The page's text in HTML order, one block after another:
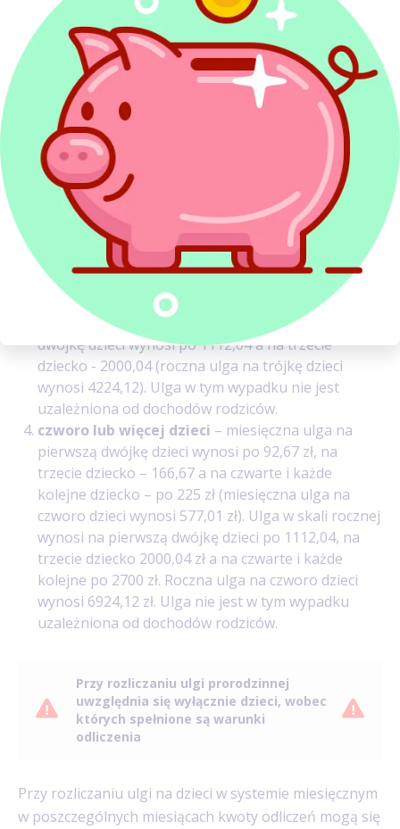
rozliczenia łącznego z małżonkiem – limit stanowi
kwota 112 000 zł. Do dochodu w tych
okolicznościach wlicza się także dochody
z papierów wartościowych i kapitałów pieniężnych
oraz z działalności gospodarczej opodatkowanej
liniowo.
dwoje dzieci
– miesięczna ulga wynosi po 92,67 zł
na każde dziecko (czyli razem 185,34 zł); ulga w skali
rocznej wynosi po 1112,04 zł na każde dziecko (czyli
roczna ulga na dwójkę dzieci to 2224,08 zł).
Dochody rodziców nie mają w tym wypadku wpływu
na prawo do ulgi.
troje dzieci– miesięczna ulga na pierwszą dwójkę
dzieci wynosi po 92,67 zł a na trzecie dziecko 166,67
(razem 352,01 zł); ulga w skali rocznej na pierwszą
dwójkę dzieci wynosi po 1112,04 a na trzecie
dziecko - 2000,04 (roczna ulga na trójkę dzieci
wynosi 4224,12). Ulga w tym wypadku nie jest
uzależniona od dochodów rodziców.
czworo lub więcej dzieci – miesięczna ulga na
pierwszą dwójkę dzieci wynosi po 92,67 zł, na
trzecie dziecko – 166,67 a na czwarte i każde
kolejne dziecko – po 225 zł (miesięczna ulga na
czworo dzieci wynosi 577,01 zł). Ulga w skali rocznej
wynosi na pierwszą dwójkę dzieci po 1112,04, na
trzecie dziecko 2000,04 zł a na czwarte i każde
kolejne po 2700 zł. Roczna ulga na czworo dzieci
wynosi 6924,12 zł. Ulga nie jest w tym wypadku
uzależniona od dochodów rodziców.
Przy rozliczaniu ulgi prorodzinnej
uwzględnia się wyłącznie dzieci, wobec
których spełnione są warunki
odliczenia
Przy rozliczaniu ulgi na dzieci w systemie miesięcznym
w poszczególnych miesiącach kwoty odliczeń mogą się